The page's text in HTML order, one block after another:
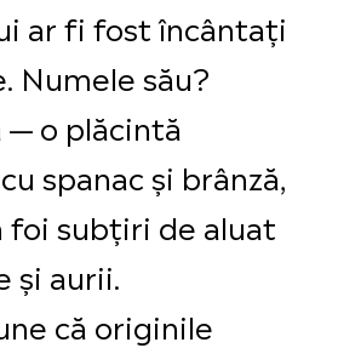
ar fi fost încântați
Numele său?
— o plăcintă
spanac și brânză,
foi subțiri de aluat
și aurii.
că originile